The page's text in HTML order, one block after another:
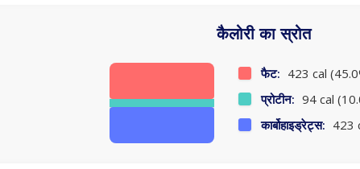
कैलोरी का स्रोत
फैट: 423 cal
प्रोटीन: 94 cal
कार्बोहाइड्रेट्स: 423